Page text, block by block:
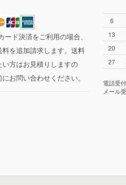
ード決済をご利用の場合、
料を追加請求します。送料
い方はお見積りしますの
お問い合わせください。
6
13
20
27
電話受
メール